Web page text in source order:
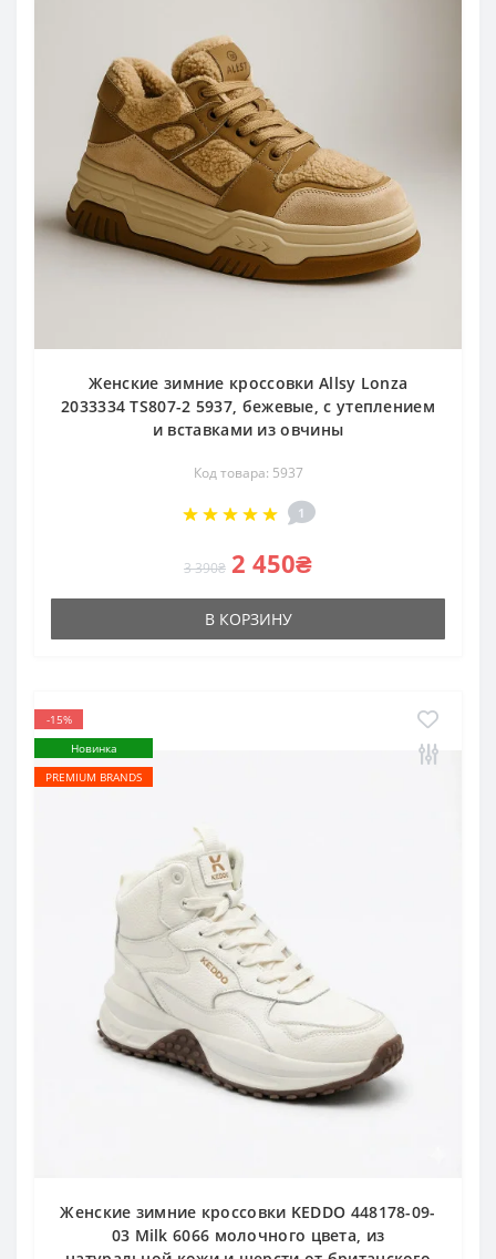
Женские зимние кроссовки Allsy Lonza
2033334 TS807-2 5937, бежевые, с утеплением
и вставками из овчины
Код товара: 5937
1
3 390₴ 2 450₴
В КОРЗИНУ
-15%
Новинка
PREMIUM BRANDS
Женские зимние кроссовки KEDDO 448178-09-
03 Milk 6066 молочного цвета, из